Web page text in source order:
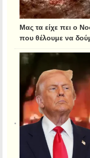
Μας τα είχε πει ο
που θέλουμε να